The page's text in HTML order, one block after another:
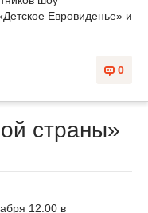
Евровиденье» и
0
страны»
12:00 в